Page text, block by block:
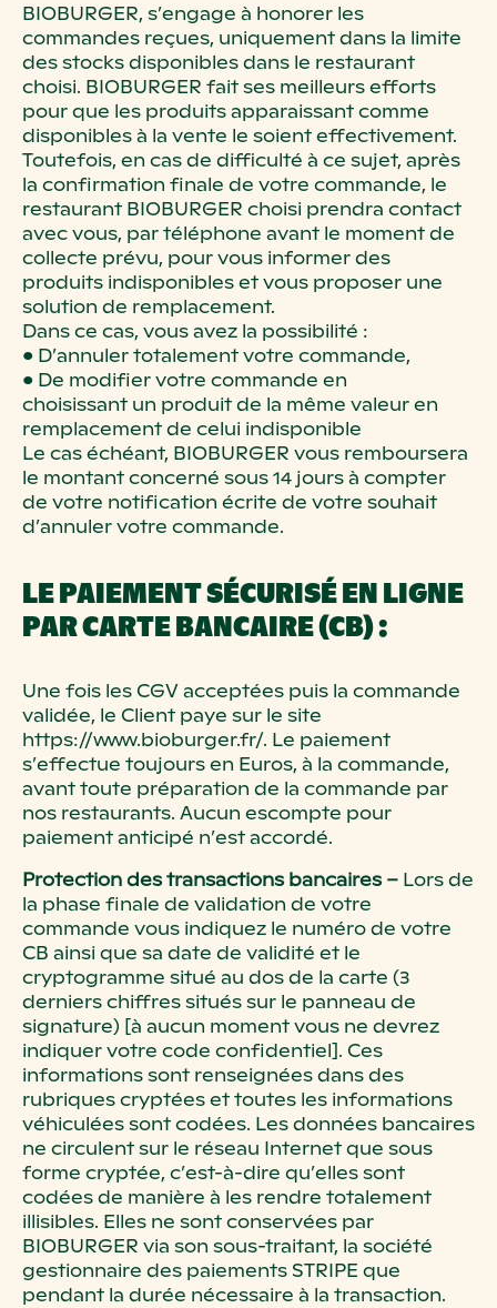
BIOBURGER, s’engage à honorer les
commandes reçues, uniquement dans la limite
des stocks disponibles dans le restaurant
choisi. BIOBURGER fait ses meilleurs efforts
pour que les produits apparaissant comme
disponibles à la vente le soient effectivement.
Toutefois, en cas de difficulté à ce sujet, après
la confirmation finale de votre commande, le
restaurant BIOBURGER choisi prendra contact
avec vous, par téléphone avant le moment de
collecte prévu, pour vous informer des
produits indisponibles et vous proposer une
solution de remplacement.
Dans ce cas, vous avez la possibilité :
• D’annuler totalement votre commande,
• De modifier votre commande en
choisissant un produit de la même valeur en
remplacement de celui indisponible
Le cas échéant, BIOBURGER vous remboursera
le montant concerné sous 14 jours à compter
de votre notification écrite de votre souhait
d’annuler votre commande.
LE PAIEMENT SÉCURISÉ EN LIGNE
PAR CARTE BANCAIRE (CB) :
Une fois les CGV acceptées puis la commande
validée, le Client paye sur le site
https://www.bioburger.fr/. Le paiement
s’effectue toujours en Euros, à la commande,
avant toute préparation de la commande par
nos restaurants. Aucun escompte pour
paiement anticipé n’est accordé.
Protection des transactions bancaires – Lors de
la phase finale de validation de votre
commande vous indiquez le numéro de votre
CB ainsi que sa date de validité et le
cryptogramme situé au dos de la carte (3
derniers chiffres situés sur le panneau de
signature) [à aucun moment vous ne devrez
indiquer votre code confidentiel]. Ces
informations sont renseignées dans des
rubriques cryptées et toutes les informations
véhiculées sont codées. Les données bancaires
ne circulent sur le réseau Internet que sous
forme cryptée, c’est-à-dire qu’elles sont
codées de manière à les rendre totalement
illisibles. Elles ne sont conservées par
BIOBURGER via son sous-traitant, la société
gestionnaire des paiements STRIPE que
pendant la durée nécessaire à la transaction.